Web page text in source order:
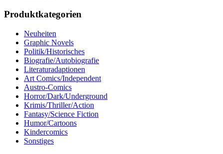
Produktkategorien
Neuheiten
Graphic Novels
Politik/Historisches
Biografie/Autobiografie
Literaturadaptionen
Art Comics/Independent
Austro-Comics
Horror/Dark/Underground
Krimis/Thriller/Action
Fantasy/Science Fiction
Humor/Cartoons
Kindercomics
Sonstiges